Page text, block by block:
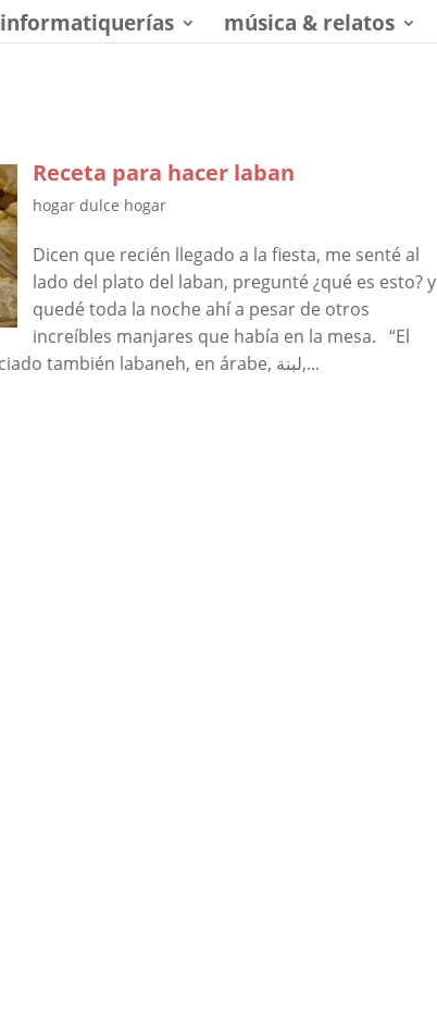
informatiquerías música & relatos
Receta para hacer laban
hogar dulce hogar
Dicen que recién llegado a la fiesta, me senté al
lado del plato del laban, pregunté ¿qué es esto? y
quedé toda la noche ahí a pesar de otros
increíbles manjares que había en la mesa. “El
laban, leben o labneh (pronunciado también labaneh, en árabe, لبنة,...